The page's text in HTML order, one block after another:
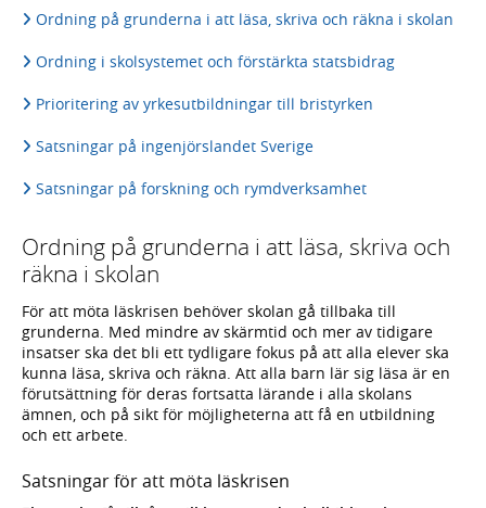
Ordning på grunderna i att läsa, skriva och räkna i skolan
Ordning i skolsystemet och förstärkta statsbidrag
Prioritering av yrkesutbildningar till bristyrken
Satsningar på ingenjörslandet Sverige
Satsningar på forskning och rymdverksamhet
Ordning på grunderna i att läsa, skriva och
räkna i skolan
För att möta läskrisen behöver skolan gå tillbaka till
grunderna. Med mindre av skärmtid och mer av tidigare
insatser ska det bli ett tydligare fokus på att alla elever ska
kunna läsa, skriva och räkna. Att alla barn lär sig läsa är en
förutsättning för deras fortsatta lärande i alla skolans
ämnen, och på sikt för möjligheterna att få en utbildning
och ett arbete.
Satsningar för att möta läskrisen